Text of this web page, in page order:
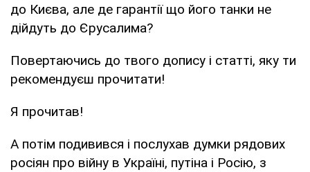
до Києва, але де гарантії що його танки не
дійдуть до Єрусалима?
Повертаючись до твого допису і статті, яку ти
рекомендуєш прочитати!
Я прочитав!
А потім подивився і послухав думки рядових
росіян про війну в Україні, путіна і Росію, з